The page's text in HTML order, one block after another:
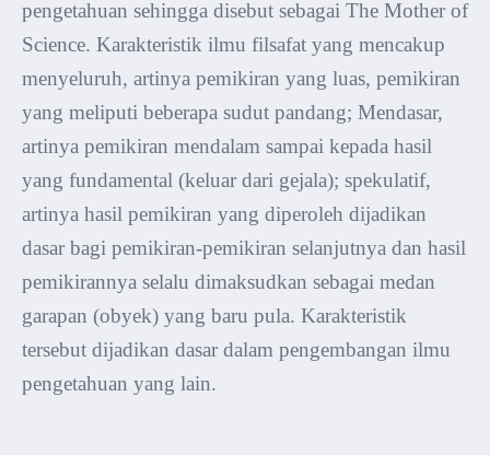
pengetahuan sehingga disebut sebagai The Mother of
Science. Karakteristik ilmu filsafat yang mencakup
menyeluruh, artinya pemikiran yang luas, pemikiran
yang meliputi beberapa sudut pandang; Mendasar,
artinya pemikiran mendalam sampai kepada hasil
yang fundamental (keluar dari gejala); spekulatif,
artinya hasil pemikiran yang diperoleh dijadikan
dasar bagi pemikiran-pemikiran selanjutnya dan hasil
pemikirannya selalu dimaksudkan sebagai medan
garapan (obyek) yang baru pula. Karakteristik
tersebut dijadikan dasar dalam pengembangan ilmu
pengetahuan yang lain.